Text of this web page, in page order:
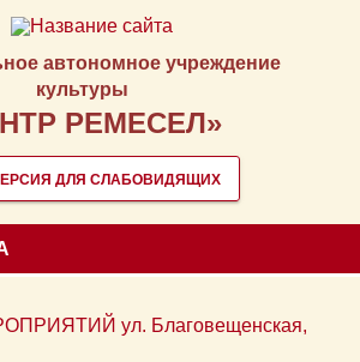
автономное учреждение
культуры
РЕМЕСЕЛ»
ДЛЯ СЛАБОВИДЯЩИХ
ул. Благовещенская,